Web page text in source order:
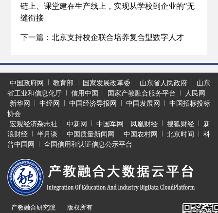
链上、课堂建在生产线上，实现从学校到企业的“无
缝衔接
下一篇： 北京支持校企联合培养复合型数字人才
中国政府网 教育部 国家发展改革委 山东省人民政府
山东
省工业和信息化厅
信用中国 国家产教融合服务平台
人民网
新华网
中经网 中国经济导报网 中国发展网
中国招标投标
协会
宏观经济杂志社
中新网 中国军网 凤凰财经 搜狐财经
新
浪财经
半月谈 中国质量新闻网 中国农村网 北京时间
科
普中国网
全国信用和认证信息公示平台
产教融合研究院 版权所有